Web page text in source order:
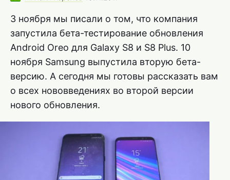
3 ноября мы писали о том, что компания
запустила бета-тестирование обновления
Android Oreo для Galaxy S8 и S8 Plus. 10
ноября Samsung выпустила вторую бета-
версию. А сегодня мы готовы рассказать вам
о всех нововведениях во второй версии
нового обновления.